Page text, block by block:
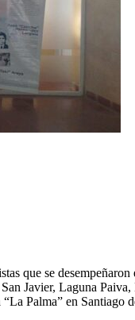
que se
Javier, Laguna
Palma” en Santiago